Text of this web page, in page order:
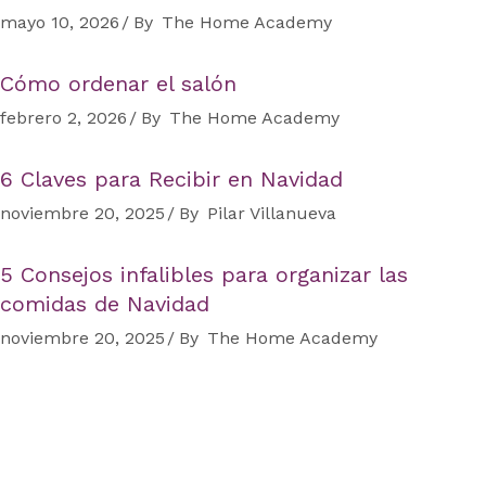
mayo 10, 2026 By The Home Academy
Cómo ordenar el salón
febrero 2, 2026 By The Home Academy
6 Claves para Recibir en Navidad
noviembre 20, 2025 By Pilar Villanueva
5 Consejos infalibles para organizar las
comidas de Navidad
noviembre 20, 2025 By The Home Academy